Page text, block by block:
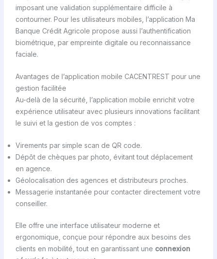
imposant une validation supplémentaire difficile à
contourner. Pour les utilisateurs mobiles, l’application Ma
Banque Crédit Agricole propose aussi l’authentification
biométrique, par empreinte digitale ou reconnaissance
faciale.
Avantages de l’application mobile CACENTREST pour une
gestion facilitée
Au-delà de la sécurité, l’application mobile enrichit votre
expérience utilisateur avec plusieurs innovations facilitant
le suivi et la gestion de vos comptes :
Virements par simple scan de QR code.
Dépôt de chèques par photo, évitant tout déplacement
en agence.
Géolocalisation des agences et distributeurs proches.
Messagerie instantanée pour contacter directement votre
conseiller.
Elle offre une interface utilisateur moderne et
ergonomique, conçue pour répondre aux besoins des
clients en mobilité, tout en garantissant une connexion